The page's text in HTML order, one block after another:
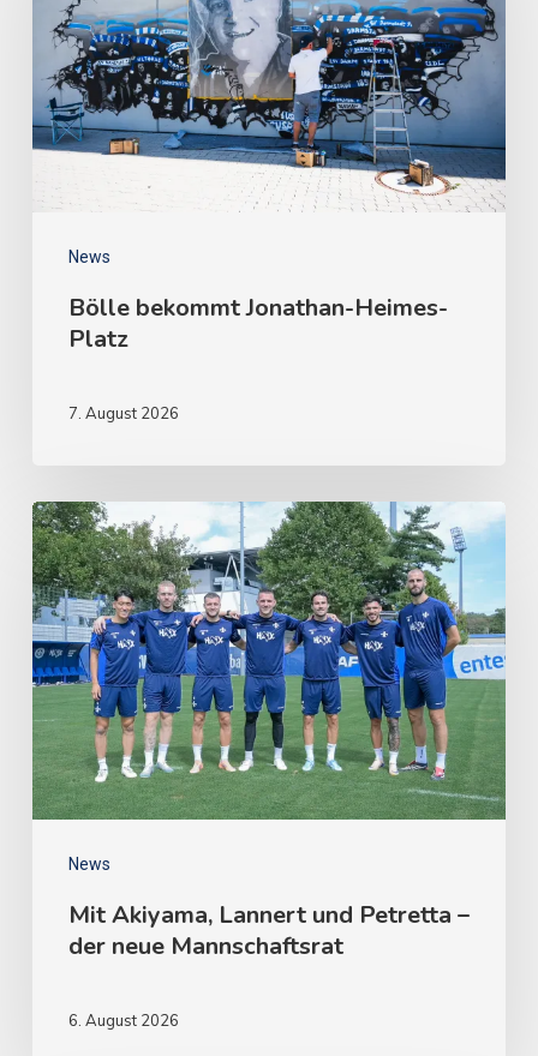
News
Bölle bekommt Jonathan-Heimes-
Platz
7. August 2026
News
Mit Akiyama, Lannert und Petretta –
der neue Mannschaftsrat
6. August 2026